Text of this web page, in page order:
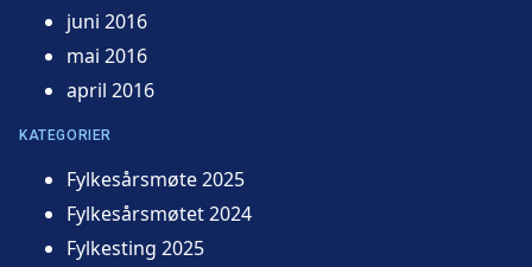
juni 2016
mai 2016
april 2016
KATEGORIER
Fylkesårsmøte 2025
Fylkesårsmøtet 2024
Fylkesting 2025